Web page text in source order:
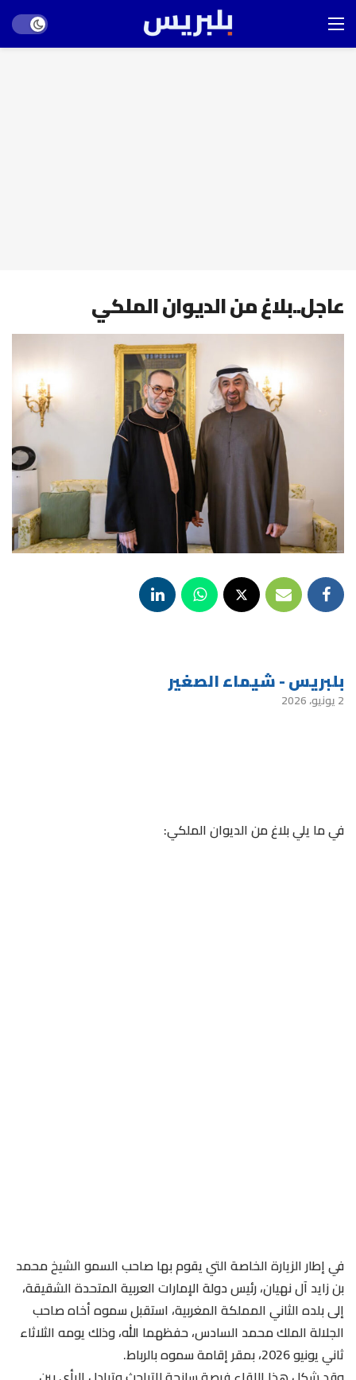
mode
عاجل..بلاغ من الديوان الملكي
بلبريس - شيماء الصغير
2 يونيو، 2026
في ما يلي بلاغ من الديوان الملكي:
في إطار الزيارة الخاصة التي يقوم بها صاحب السمو الشيخ محمد
بن زايد آل نهيان، رئيس دولة الإمارات العربية المتحدة الشقيقة،
إلى بلده الثاني المملكة المغربية، استقبل سموه أخاه صاحب
الجلالة الملك محمد السادس، حفظهما الله، وذلك يومه الثلاثاء
ثاني يونيو 2026، بمقر إقامة سموه بالرباط.